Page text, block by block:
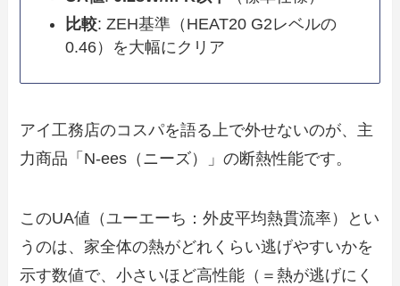
比較: ZEH基準（HEAT20 G2レベルの
0.46）を大幅にクリア
アイ工務店のコスパを語る上で外せないのが、主
力商品「N-ees（ニーズ）」の断熱性能です。
このUA値（ユーエーち：外皮平均熱貫流率）とい
うのは、家全体の熱がどれくらい逃げやすいかを
示す数値で、小さいほど高性能（＝熱が逃げにく